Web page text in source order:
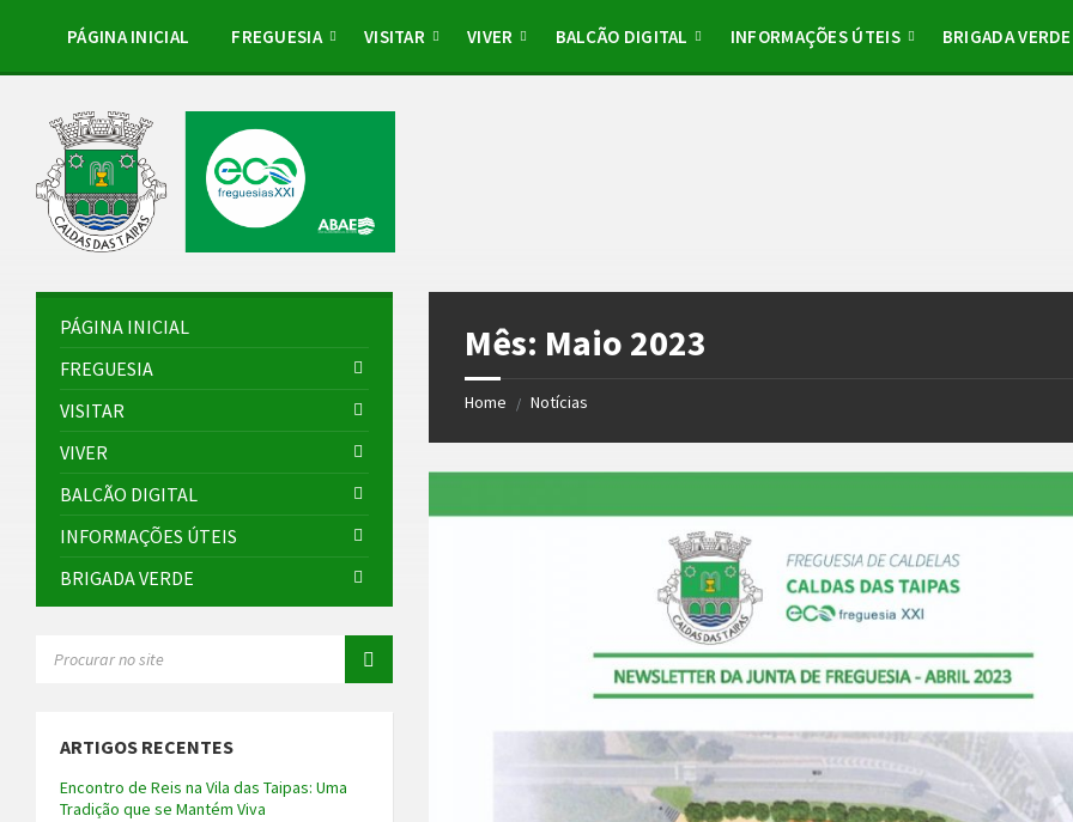
sidebar
sidebar
PÁGINA INICIAL FREGUESIA VISITAR VIVER BALCÃO DIGITAL INFORMAÇÕES ÚTEIS BRIGADA VERDE
Mês: Maio 2023
Home / Notícias
PÁGINA INICIAL
FREGUESIA
VISITAR
VIVER
BALCÃO DIGITAL
INFORMAÇÕES ÚTEIS
BRIGADA VERDE
ARTIGOS RECENTES
Encontro de Reis na Vila das Taipas: Uma
Tradição que se Mantém Viva